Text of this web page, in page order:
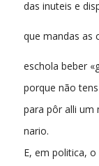
das inuteis e
que mandas as
eschola beber
porque não
para pôr alli um
nario.
E, em politica,